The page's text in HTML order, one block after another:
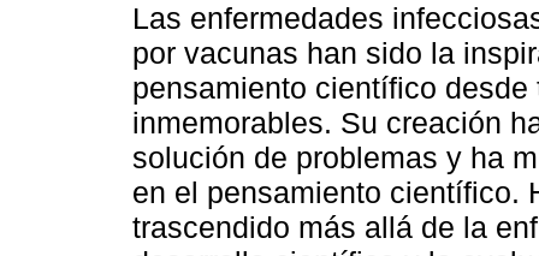
Las enfermedades
por vacunas han sido la
pensamiento científico desde
inmemorables. Su creación
solución de problemas y ha
en el pensamiento científico.
trascendido más allá de la